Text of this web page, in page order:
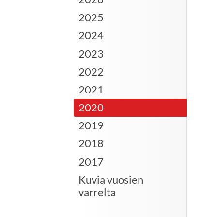
2025
2024
2023
2022
2021
2020
2019
2018
2017
Kuvia vuosien
varrelta